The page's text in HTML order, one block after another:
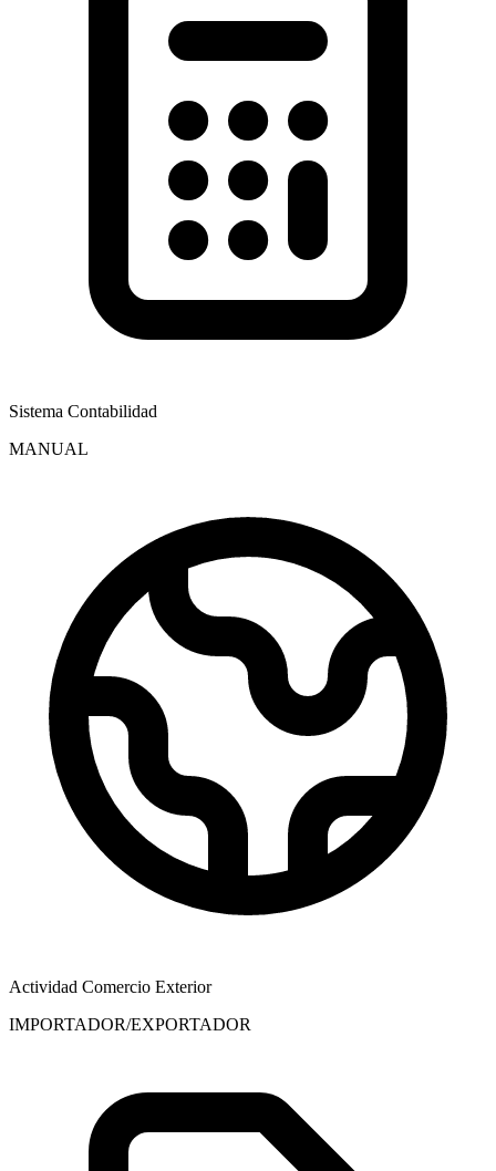
Sistema Contabilidad
MANUAL
Actividad Comercio Exterior
IMPORTADOR/EXPORTADOR